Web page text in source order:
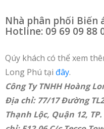
Nhà phân phối Biến
Hotline: 09 69 09 88
Qúy khách có thể xem
Long Phú tại đây.
Công Ty TNHH Hoàng
Địa chỉ: 77/17 Đường
Thạnh Lộc, Quận 12,